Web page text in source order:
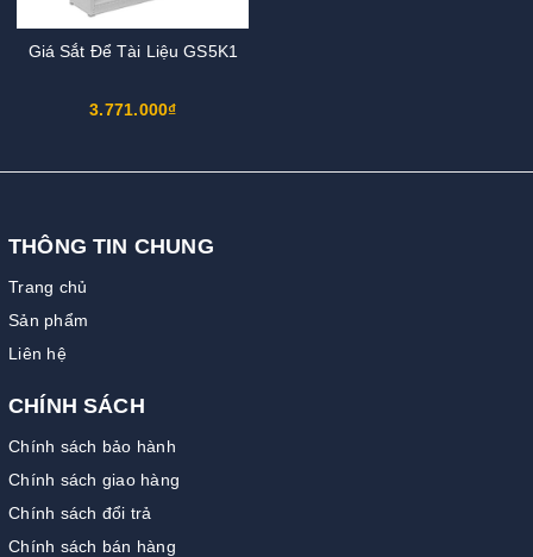
Giá Sắt Để Tài Liệu GS5K1
3.771.000₫
THÔNG TIN CHUNG
Trang chủ
Sản phẩm
Liên hệ
CHÍNH SÁCH
Chính sách bảo hành
Chính sách giao hàng
Chính sách đổi trả
Chính sách bán hàng